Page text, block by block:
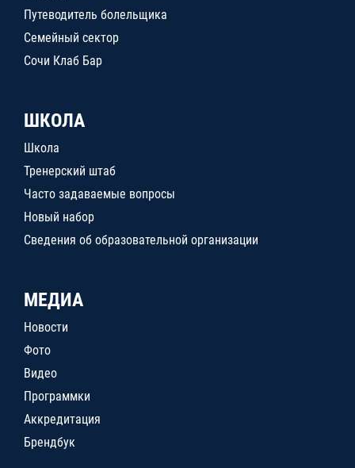
Путеводитель болельщика
Семейный сектор
Сочи Клаб Бар
ШКОЛА
Школа
Тренерский штаб
Часто задаваемые вопросы
Новый набор
Сведения об образовательной организации
МЕДИА
Новости
Фото
Видео
Программки
Аккредитация
Брендбук